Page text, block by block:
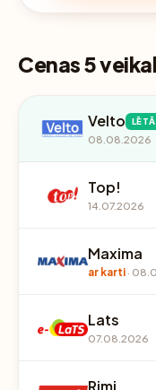
Cenas 5
Velto
08.08.2026
Top!
14.07.2026
Maxima
ar karti·
Lats
07.08.2026
Rimi